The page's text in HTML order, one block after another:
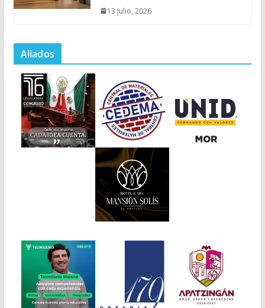
13 julio, 2026
Aliados